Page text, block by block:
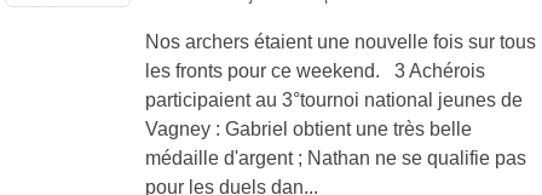
Nos archers étaient une nouvelle fois sur tous
les fronts pour ce weekend. 3 Achérois
participaient au 3°tournoi national jeunes de
Vagney : Gabriel obtient une très belle
médaille d'argent ; Nathan ne se qualifie pas
pour les duels dan...